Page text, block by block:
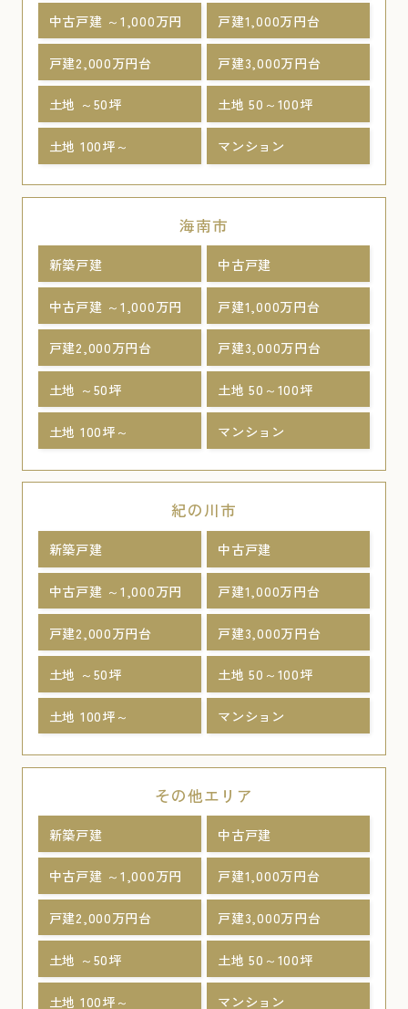
中古戸建 ～1,000万円 戸建1,000万円台
戸建2,000万円台 戸建3,000万円台
土地 ～50坪 土地 50～100坪
土地 100坪～ マンション
海南市
新築戸建 中古戸建
中古戸建 ～1,000万円 戸建1,000万円台
戸建2,000万円台 戸建3,000万円台
土地 ～50坪 土地 50～100坪
土地 100坪～ マンション
紀の川市
新築戸建 中古戸建
中古戸建 ～1,000万円 戸建1,000万円台
戸建2,000万円台 戸建3,000万円台
土地 ～50坪 土地 50～100坪
土地 100坪～ マンション
その他エリア
新築戸建 中古戸建
中古戸建 ～1,000万円 戸建1,000万円台
戸建2,000万円台 戸建3,000万円台
土地 ～50坪 土地 50～100坪
土地 100坪～ マンション